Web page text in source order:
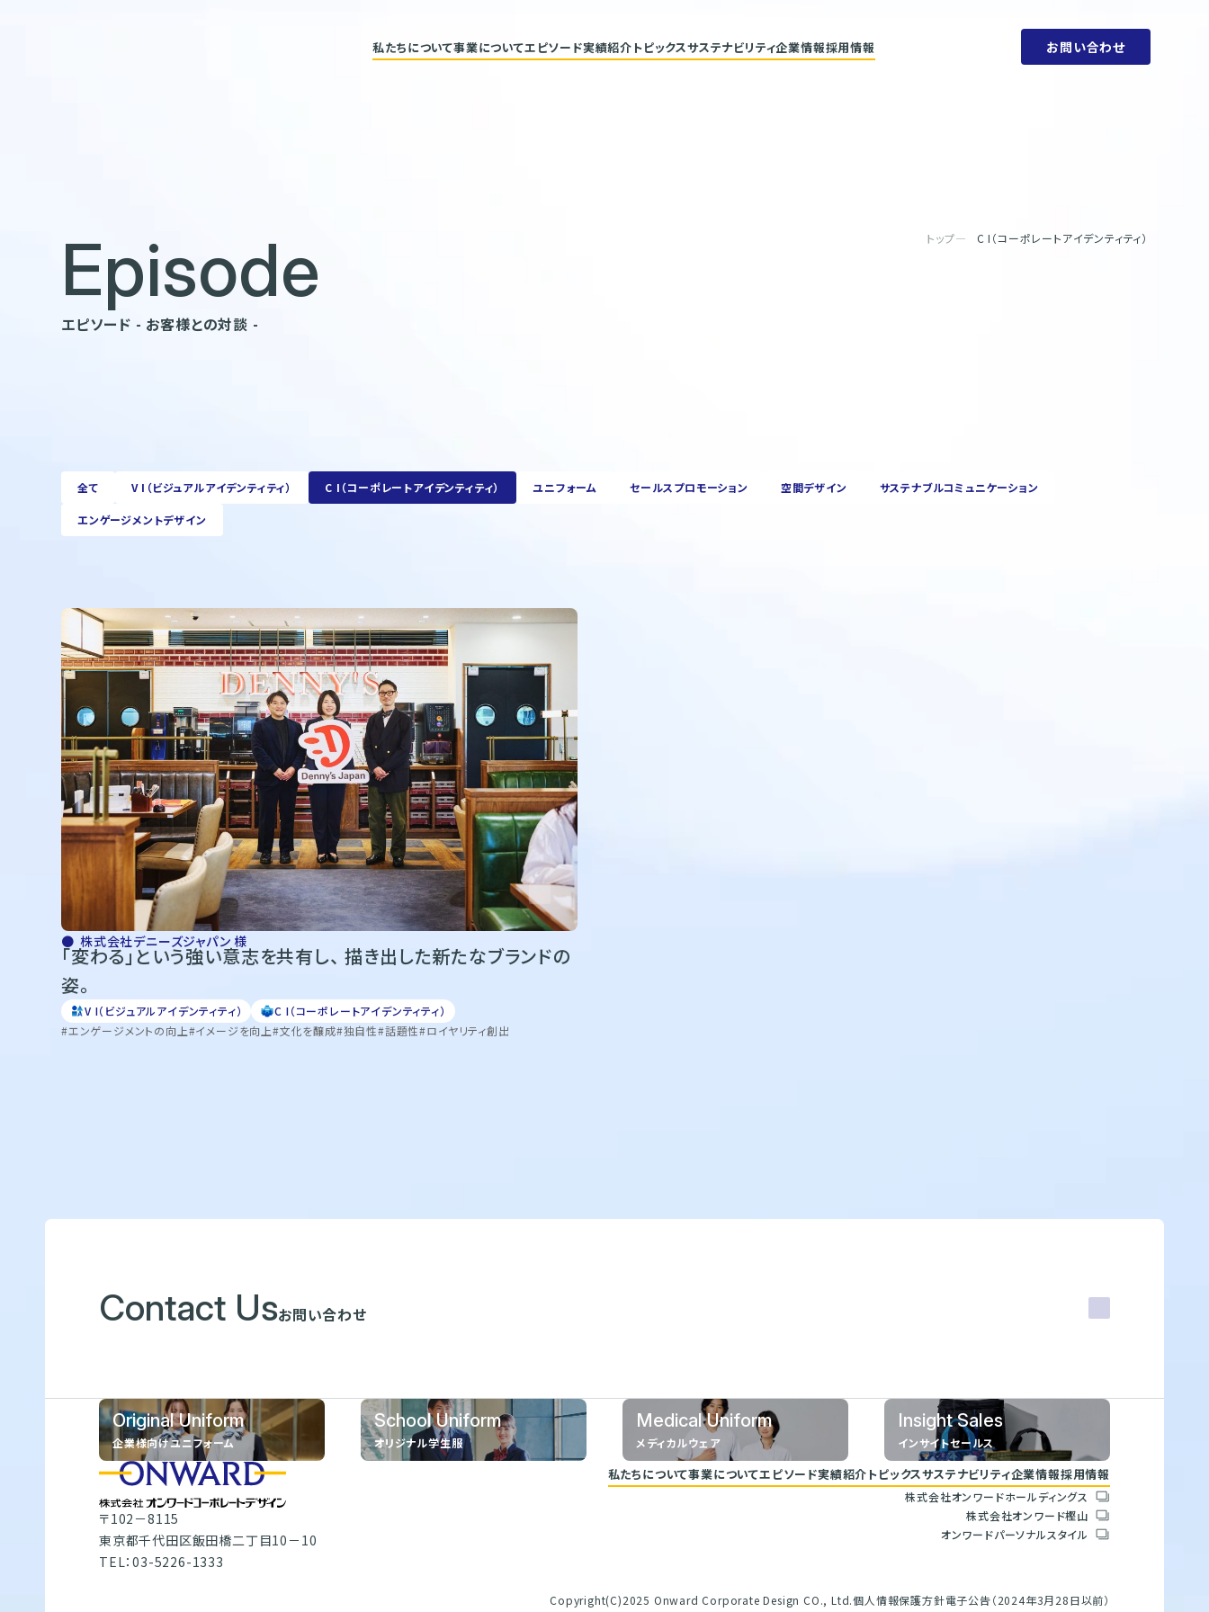
私たちについて事業についてエピソード実績紹介 トピックスサステナビリティ企業情報採用情報 お問い合わせ
トップ C I（コーポレートアイデンティティ）
Episode
エピソード - お客様との対談 -
全て V I（ビジュアルアイデンティティ） C I（コーポレートアイデンティティ） ユニフォーム セールスプロモーション 空間デザイン サステナブルコミュニケーション
エンゲージメントデザイン
株式会社デニーズジャパン 様
「変わる」という強い意志を共有し、 描き出した新たなブランドの
姿。
V I（ビジュアルアイデンティティ）
C I（コーポレートアイデンティティ）
エンゲージメントの向上 イメージを向上 文化を醸成 独自性 話題性 ロイヤリティ創出
Contact Usお問い合わせ
Original Uniform
企業様向けユニフォーム
School Uniform
オリジナル学生服
Medical Uniform
メディカルウェア
Insight Sales
インサイトセールス
〒102－8115
東京都千代田区飯田橋二丁目10－10
TEL：03-5226-1333
私たちについて事業についてエピソード実績紹介 トピックスサステナビリティ
トップコミットメント
サステナビリティ方針
重要課題とSDGs
ESGデータブック
企業情報
会社概要
人権方針
環境方針
調達指針
採用情報
株式会社オンワードホールディングス
株式会社オンワード樫山
オンワードパーソナルスタイル
Copyright(C)2025 Onward Corporate Design CO., Ltd.個人情報保護方針電子公告（2024年3月28日以前）